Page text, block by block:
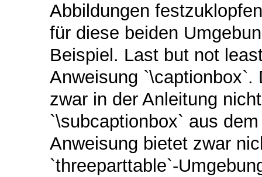
Abbildungen
für diese beiden
Beispiel. Last but not
Anweisung
zwar in der Anleitung
`\subcaptionbox` aus
Anweisung bietet zwar
`threeparttable`-